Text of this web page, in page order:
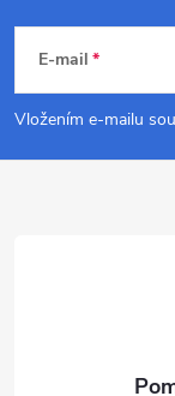
p
a
E-mail
Vložením e-mailu